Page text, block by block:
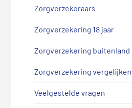
Zorgverzekeraars
Zorgverzekering 18 jaar
Zorgverzekering buitenland
Zorgverzekering vergelijken
Veelgestelde vragen